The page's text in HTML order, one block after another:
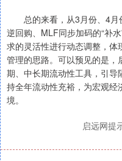
总的来看，从3月份、4月
逆回购、MLF同步加码的“补
求的灵活性进行动态调整，
管理的思路。可以预见的是
期、中长期流动性工具，引
持全年流动性充裕，为宏观
境。
启远网提